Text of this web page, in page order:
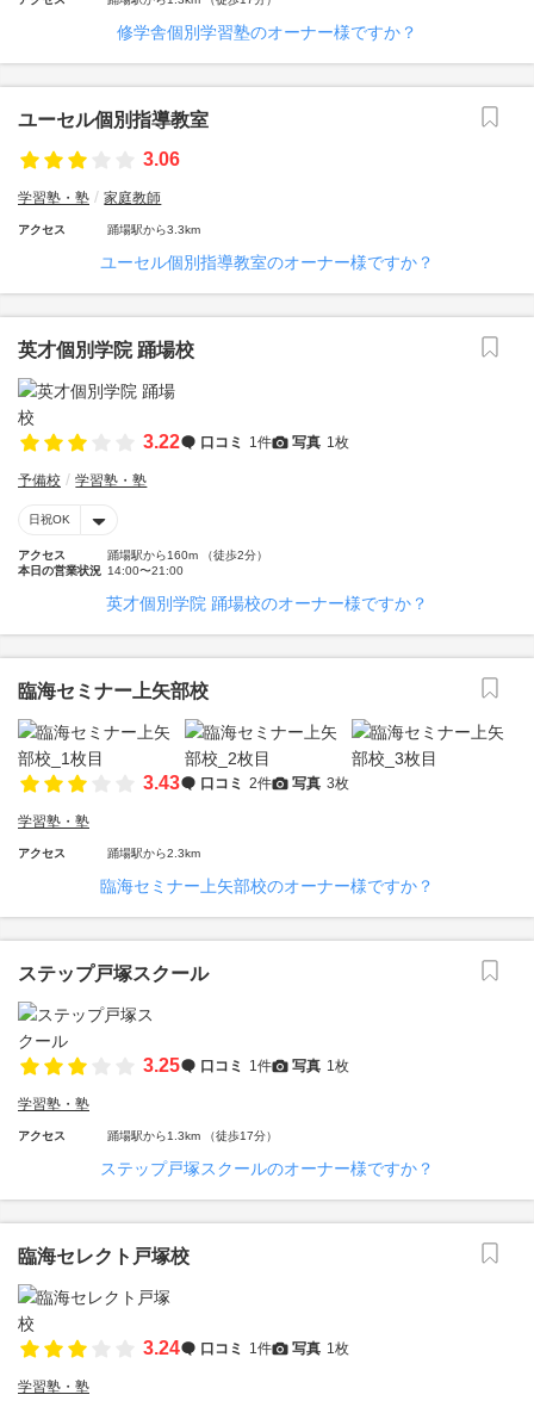
修学舎個別学習塾のオーナー様ですか？
ユーセル個別指導教室
3.06
学習塾・塾 家庭教師
アクセス 踊場駅から3.3km
ユーセル個別指導教室のオーナー様ですか？
英才個別学院 踊場校
3.22 口コミ 1件 写真 1枚
予備校 学習塾・塾
日祝OK
アクセス
踊場駅から160m （徒歩2分）
本日の営業状況 14:00〜21:00
英才個別学院 踊場校のオーナー様ですか？
臨海セミナー上矢部校
3.43 口コミ 2件 写真 3枚
学習塾・塾
アクセス 踊場駅から2.3km
臨海セミナー上矢部校のオーナー様ですか？
ステップ戸塚スクール
3.25 口コミ 1件 写真 1枚
学習塾・塾
アクセス 踊場駅から1.3km （徒歩17分）
ステップ戸塚スクールのオーナー様ですか？
臨海セレクト戸塚校
3.24 口コミ 1件 写真 1枚
学習塾・塾